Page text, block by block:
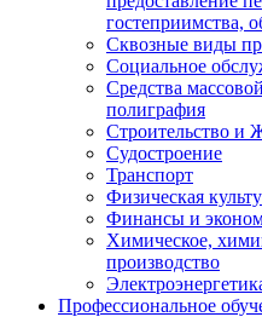
гостеприимства,
Сквозные виды
Социальное
Средства
полиграфия
Строительство и
Судостроение
Транспорт
Физическая
Финансы и
Химическое,
производство
Профессиональное